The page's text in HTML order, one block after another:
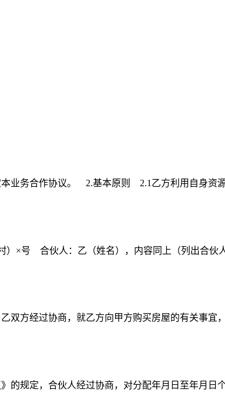
务合作协议。 2.基本原则 2.1乙方利用自身资源
×号 合伙人：乙（姓名），内容同上（列出合
经过协商，就乙方向甲方购买房屋的有关事宜
定，合伙人经过协商，对分配年月日至年月日